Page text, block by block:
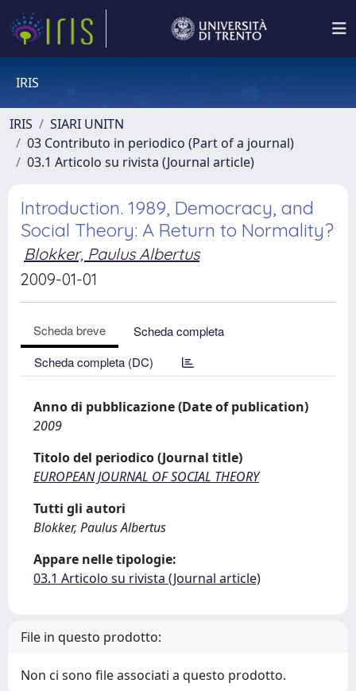
IRIS
IRIS
SIARI UNITN
03 Contributo in periodico (Part of a journal)
03.1 Articolo su rivista (Journal article)
Introduction. 1989, Democracy, and
Social Theory: A Return to Normality?
Blokker, Paulus Albertus
2009-01-01
Scheda breve
Scheda completa
Scheda completa (DC)
Anno di pubblicazione (Date of publication)
2009
Titolo del periodico (Journal title)
EUROPEAN JOURNAL OF SOCIAL THEORY
Tutti gli autori
Blokker, Paulus Albertus
Appare nelle tipologie:
03.1 Articolo su rivista (Journal article)
File in questo prodotto:
Non ci sono file associati a questo prodotto.